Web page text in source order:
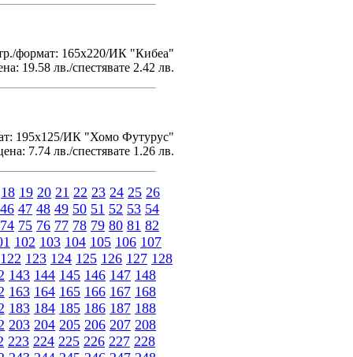
формат: 165х220/ИК "Кибеа"
19.58 лв./спестявате 2.42 лв.
195x125/ИК "Хомо Футурус"
7.74 лв./спестявате 1.26 лв.
18 19 20 21 22 23 24 25 26
46 47 48 49 50 51 52 53 54
74 75 76 77 78 79 80 81 82
102 103 104 105 106 107
122 123 124 125 126 127 128
143 144 145 146 147 148
163 164 165 166 167 168
183 184 185 186 187 188
203 204 205 206 207 208
223 224 225 226 227 228